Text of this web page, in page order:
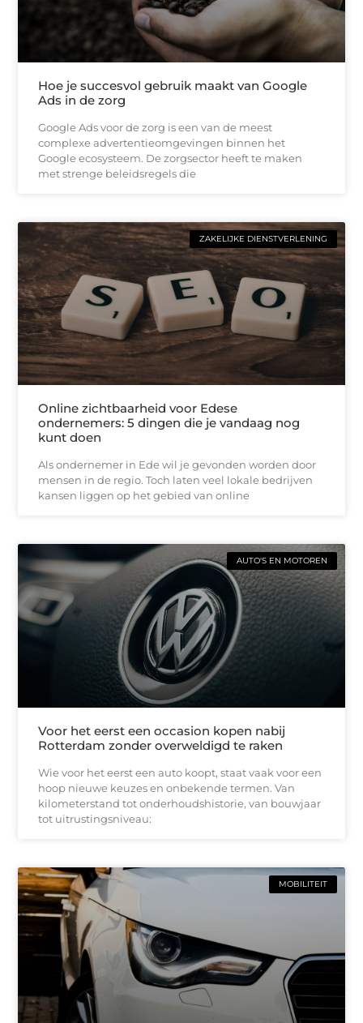
Hoe je succesvol gebruik maakt van Google
Ads in de zorg
Google Ads voor de zorg is een van de meest
complexe advertentieomgevingen binnen het
Google ecosysteem. De zorgsector heeft te maken
met strenge beleidsregels die
ZAKELIJKE DIENSTVERLENING
Online zichtbaarheid voor Edese
ondernemers: 5 dingen die je vandaag nog
kunt doen
Als ondernemer in Ede wil je gevonden worden door
mensen in de regio. Toch laten veel lokale bedrijven
kansen liggen op het gebied van online
AUTO'S EN MOTOREN
Voor het eerst een occasion kopen nabij
Rotterdam zonder overweldigd te raken
Wie voor het eerst een auto koopt, staat vaak voor een
hoop nieuwe keuzes en onbekende termen. Van
kilometerstand tot onderhoudshistorie, van bouwjaar
tot uitrustingsniveau:
MOBILITEIT